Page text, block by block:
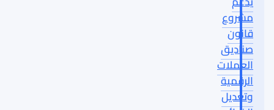
مشروع
قانون
صناديق
العملات
الرقمية
وتعديل